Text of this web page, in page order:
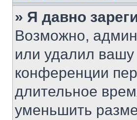
» Я давно
Возможно,
или удалил вашу
конференции
длительное
уменьшить